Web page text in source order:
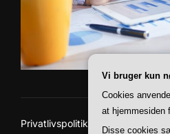
Privatlivspolitik
Vi bruger kun
Cookies
at hjemmesiden
Disse cookies